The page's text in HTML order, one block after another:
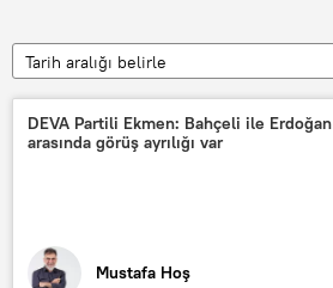
Tarih aralığı belirle
DEVA Partili Ekmen: Bahçeli ile Erdoğan
arasında görüş ayrılığı var
Mustafa Hoş